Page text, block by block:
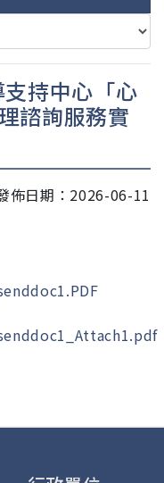
持中心「心
諮詢服務實
佈日期：2026-06-11